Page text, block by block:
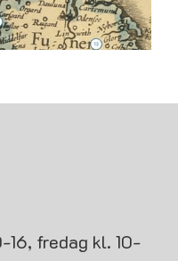
fredag kl. 10-